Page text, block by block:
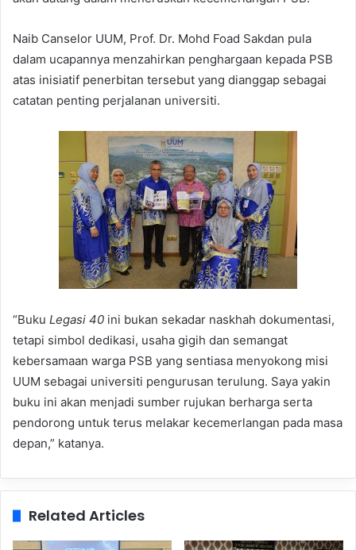
Naib Canselor UUM, Prof. Dr. Mohd Foad Sakdan pula
dalam ucapannya menzahirkan penghargaan kepada PSB
atas inisiatif penerbitan tersebut yang dianggap sebagai
catatan penting perjalanan universiti.
“Buku Legasi 40 ini bukan sekadar naskhah dokumentasi,
tetapi simbol dedikasi, usaha gigih dan semangat
kebersamaan warga PSB yang sentiasa menyokong misi
UUM sebagai universiti pengurusan terulung. Saya yakin
buku ini akan menjadi sumber rujukan berharga serta
pendorong untuk terus melakar kecemerlangan pada masa
depan,” katanya.
Related Articles